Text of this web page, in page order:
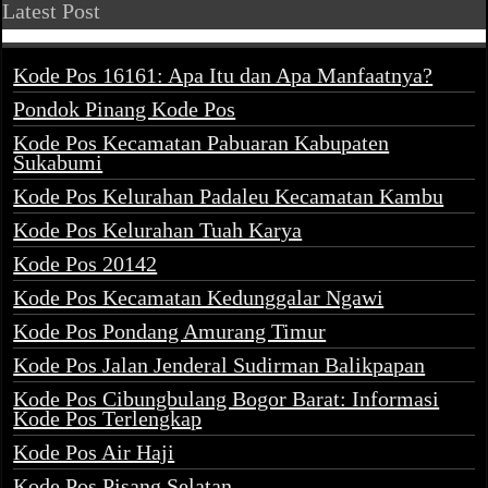
Latest Post
Kode Pos 16161: Apa Itu dan Apa Manfaatnya?
Pondok Pinang Kode Pos
Kode Pos Kecamatan Pabuaran Kabupaten
Sukabumi
Kode Pos Kelurahan Padaleu Kecamatan Kambu
Kode Pos Kelurahan Tuah Karya
Kode Pos 20142
Kode Pos Kecamatan Kedunggalar Ngawi
Kode Pos Pondang Amurang Timur
Kode Pos Jalan Jenderal Sudirman Balikpapan
Kode Pos Cibungbulang Bogor Barat: Informasi
Kode Pos Terlengkap
Kode Pos Air Haji